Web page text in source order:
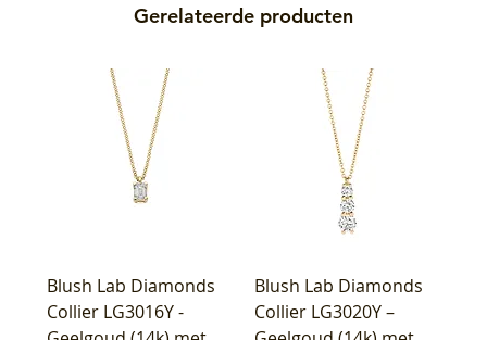
Gerelateerde producten
Blush Lab Diamonds
Collier LG3016Y -
Blush Lab Diamonds
Collier LG3020Y –